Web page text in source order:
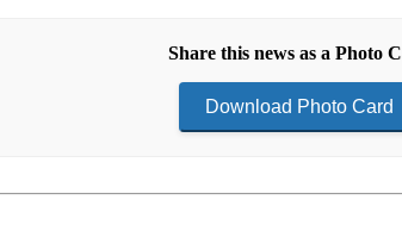
Share this news as a Photo
Download Photo Card